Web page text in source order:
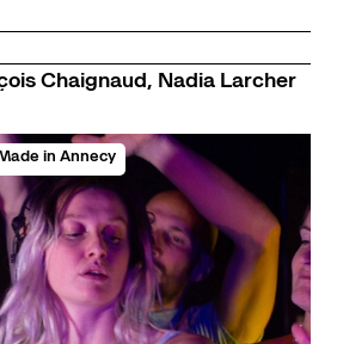
Chaignaud, Nadia Larcher
in Annecy